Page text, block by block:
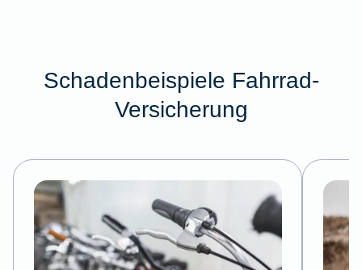
Schadenbeispiele Fahrrad-
Versicherung